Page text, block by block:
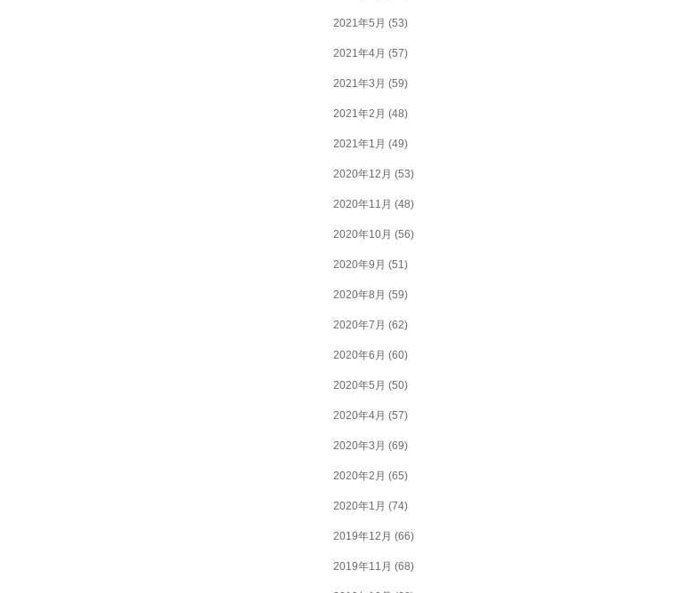
2021年5月 (53)
2021年4月 (57)
2021年3月 (59)
2021年2月 (48)
2021年1月 (49)
2020年12月 (53)
2020年11月 (48)
2020年10月 (56)
2020年9月 (51)
2020年8月 (59)
2020年7月 (62)
2020年6月 (60)
2020年5月 (50)
2020年4月 (57)
2020年3月 (69)
2020年2月 (65)
2020年1月 (74)
2019年12月 (66)
2019年11月 (68)